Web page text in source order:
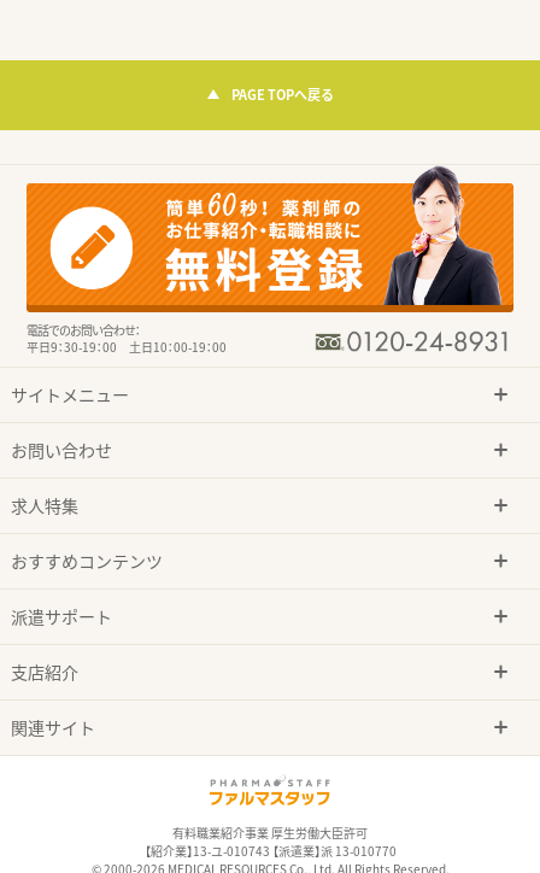
PAGE TOPへ戻る
電話でのお問い合わせ：
平日9：30-19：00 土日10：00-19：00
サイトメニュー
お問い合わせ
求人特集
おすすめコンテンツ
派遣サポート
支店紹介
関連サイト
有料職業紹介事業 厚生労働大臣許可
【紹介業】13-ユ-010743 【派遣業】派 13-010770
© 2000-2026 MEDICAL RESOURCES Co., Ltd. All Rights Reserved.